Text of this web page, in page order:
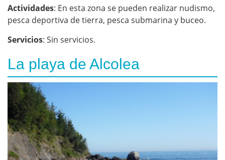
Actividades: En esta zona se pueden realizar nudismo,
pesca deportiva de tierra, pesca submarina y buceo.
Servicios: Sin servicios.
La playa de Alcolea